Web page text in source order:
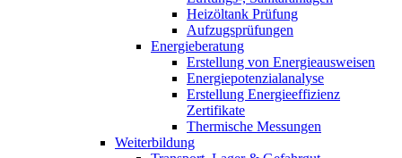
Heizöltank Prüfung
Aufzugsprüfungen
Energieberatung
Erstellung von Energieausweisen
Energiepotenzialanalyse
Erstellung Energieeffizienz
Zertifikate
Thermische Messungen
Weiterbildung